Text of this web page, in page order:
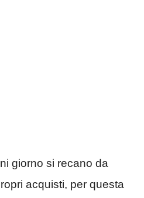
giorno si recano da
acquisti, per questa